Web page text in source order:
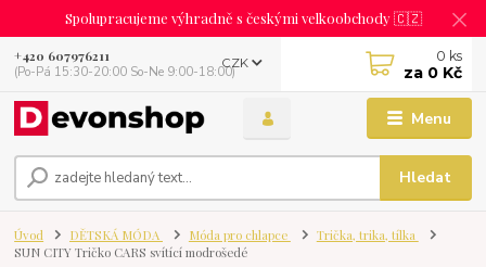
Spolupracujeme výhradně s českými velkoobchody 🇨🇿
Menu
CZK
Hledat
+420 607976211
(Po-Pá 15:30-20:00 So-Ne 9:00-18:00)
0 ks
za 0 Kč
Úvod DĚTSKÁ MÓDA Móda pro chlapce
Trička, trika, tílka
SUN CITY Tričko CARS svítící modrošedé